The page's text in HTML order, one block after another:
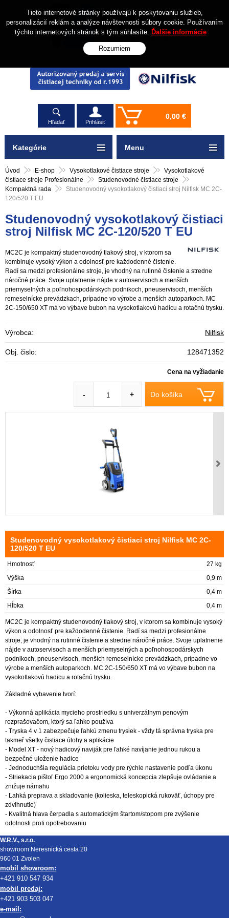
Hľadať Prihlásiť
0,00 €
Úvod E-shop Vysokotlakové čistiace stroje
Vysokotlakové
čistiace stroje Profesionálne
Studenovodné čistiace stroje
Kompaktná rada
Studenovodný vysokotlakový čistiaci stroj Nilfisk MC 2C-
120/520 T EU
Studenovodný vysokotlakový čistiaci
stroj Nilfisk MC 2C-120/520 T EU
MC2C je kompaktný studenovodný tlakový stroj, v ktorom sa
kombinuje vysoký výkon a odolnosť pre každodenné čistenie.
Radí sa medzi profesionálne stroje, je vhodný na rutinné čistenie a stredne
náročné práce. Svoje uplatnenie nájde v autoservisoch a menších
priemyselných a poľnohospodárskych podnikoch, pneuservisoch, menších
remeselnícke prevádzkach, prípadne vo výrobe a menších autoparkoch. MC
2C-150/650 XT má vo výbave bubon na vysokotlakovú hadicu a rotačnú trysku.
Výrobca: Nilfisk
Obj. čislo: 128471352
Cena na vyžiadanie
Do košíka
- +
Studenovodný vysokotlakový čistiaci stroj Nilfisk MC 2C-
120/520 T EU
Hmotnosť
27 kg
Výška
0,9 m
Šírka
0,4 m
Hĺbka
0,4 m
MC2C je kompaktný studenovodný tlakový stroj, v ktorom sa kombinuje vysoký
výkon a odolnosť pre každodenné čistenie. Radí sa medzi profesionálne
stroje, je vhodný na rutinné čistenie a stredne náročné práce. Svoje uplatnenie
nájde v autoservisoch a menších priemyselných a poľnohospodárskych
podnikoch, pneuservisoch, menších remeselnícke prevádzkach, prípadne vo
výrobe a menších autoparkoch. MC 2C-150/650 XT má vo výbave bubon na
vysokotlakovú hadicu a rotačnú trysku.
Základné vybavenie tvorí:
- Výkonná aplikácia mycieho prostriedku s univerzálnym penovým
rozprašovačom, ktorý sa ľahko používa
- Tryska 4 v 1 zabezpečuje ľahkú zmenu trysiek - vždy tá správna tryska pre
takmeř všetky čistiace úlohy a aplikácie
- Model XT - nový hadicový naviják pre ľahké navíjanie jednou rukou a
bezpečné uloženie hadice
- Jednoduchšia regulácia prietoku vody pre rýchle nastavenie podľa úkonu
- Striekacia pištoľ Ergo 2000 a ergonomická koncepcia zlepšuje ovládanie a
znižuje námahu
- Ľahká preprava a skladovanie (kolieska, teleskopická rukoväť, úchopy pre
zdvihnutie)
- Kvalitná hlava čerpadla s automatickým štartom/stopom pre zvýšenie
odolnosti proti opotrebovaniu
Kategórie Menu
W.R.V., s.r.o.
showroom:Neresnická cesta 20
960 01 Zvolen
mobil showroom:
+421 910 547 934
mobil predaj:
+421 903 503 047
e-mail:
Tieto internetové stránky používajú k poskytovaniu služieb,
personalizácií reklám a analýze návštevnosti súbory cookie. Používaním
týchto internetových stránok s tým súhlasíte. Ďalšie informácie
Rozumiem